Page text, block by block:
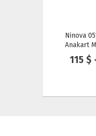
Ninova
Anakart
129 $